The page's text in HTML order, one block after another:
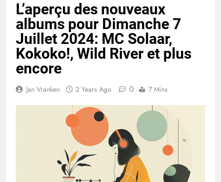
L’aperçu des nouveaux
albums pour Dimanche 7
Juillet 2024: MC Solaar,
Kokoko!, Wild River et plus
encore
Jan Vranken 2 Years Ago 0 7 Mins